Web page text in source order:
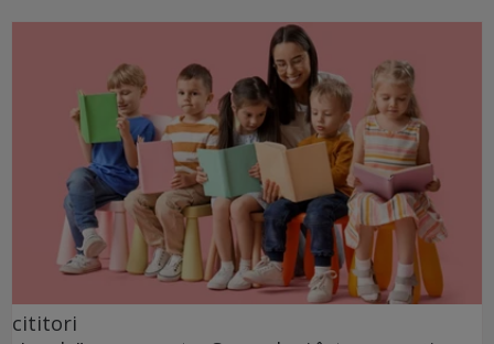
cititori